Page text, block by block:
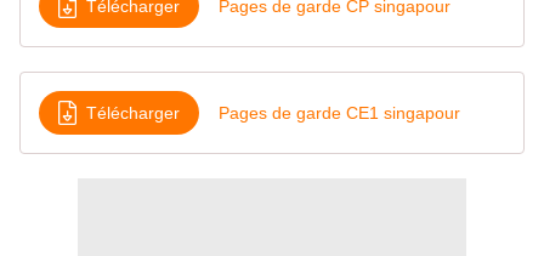
Télécharger Pages de garde CP singapour
Télécharger Pages de garde CE1 singapour